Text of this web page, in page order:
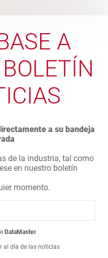
A
a su bandeja
de la industria, tal como
en nuestro boletín
momento.
DataMaster
al día de las noticias